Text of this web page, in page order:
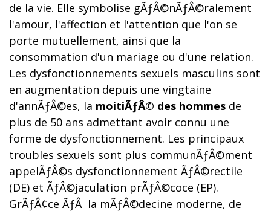
de la vie. Elle symbolise gÃƒÂ©nÃƒÂ©ralement
l'amour, l'affection et l'attention que l'on se
porte mutuellement, ainsi que la
consommation d'un mariage ou d'une relation.
Les dysfonctionnements sexuels masculins sont
en augmentation depuis une vingtaine
d'annÃƒÂ©es, la moitiÃƒÂ© des hommes de
plus de 50 ans admettant avoir connu une
forme de dysfonctionnement. Les principaux
troubles sexuels sont plus communÃƒÂ©ment
appelÃƒÂ©s dysfonctionnement ÃƒÂ©rectile
(DE) et ÃƒÂ©jaculation prÃƒÂ©coce (EP).
GrÃƒÂ¢ce ÃƒÂ la mÃƒÂ©decine moderne, de